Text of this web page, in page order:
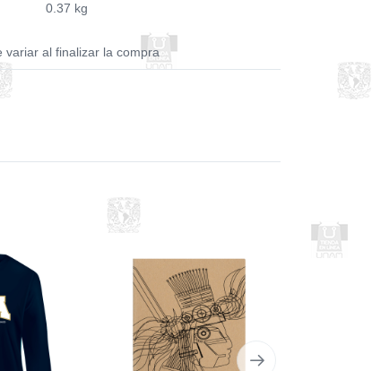
0.37 kg
variar al finalizar la compra